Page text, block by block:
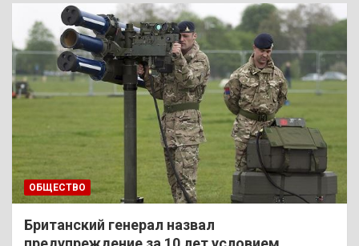
ОБЩЕСТВО
Британский генерал назвал